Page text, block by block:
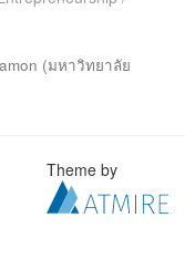
(มหาวิทยาลัย
Theme by